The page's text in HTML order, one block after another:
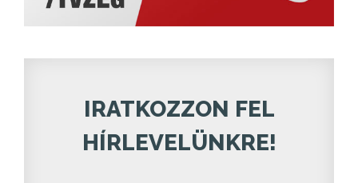
IRATKOZZON FEL
HÍRLEVELÜNKRE!